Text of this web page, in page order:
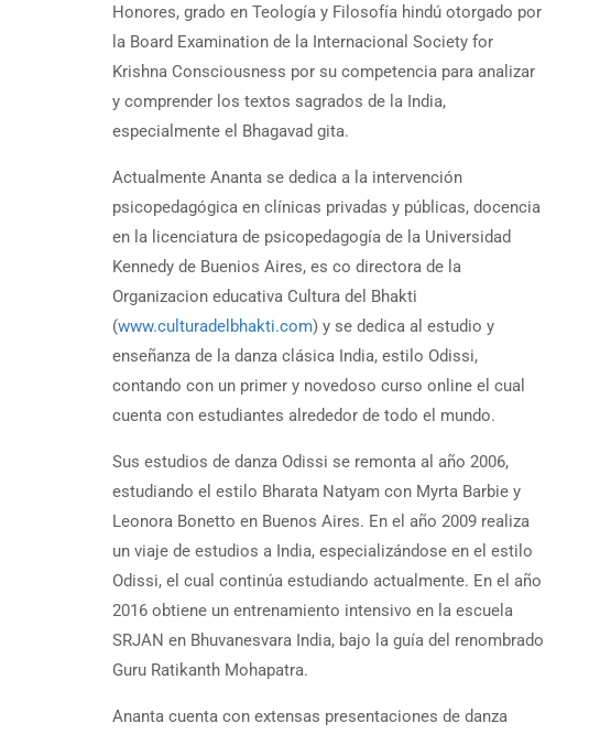
Honores, grado en Teología y Filosofía hindú otorgado por
la Board Examination de la Internacional Society for
Krishna Consciousness por su competencia para analizar
y comprender los textos sagrados de la India,
especialmente el Bhagavad gita.
Actualmente Ananta se dedica a la intervención
psicopedagógica en clínicas privadas y públicas, docencia
en la licenciatura de psicopedagogía de la Universidad
Kennedy de Buenios Aires, es co directora de la
Organizacion educativa Cultura del Bhakti
(www.culturadelbhakti.com) y se dedica al estudio y
enseñanza de la danza clásica India, estilo Odissi,
contando con un primer y novedoso curso online el cual
cuenta con estudiantes alrededor de todo el mundo.
Sus estudios de danza Odissi se remonta al año 2006,
estudiando el estilo Bharata Natyam con Myrta Barbie y
Leonora Bonetto en Buenos Aires. En el año 2009 realiza
un viaje de estudios a India, especializándose en el estilo
Odissi, el cual continúa estudiando actualmente. En el año
2016 obtiene un entrenamiento intensivo en la escuela
SRJAN en Bhuvanesvara India, bajo la guía del renombrado
Guru Ratikanth Mohapatra.
Ananta cuenta con extensas presentaciones de danza